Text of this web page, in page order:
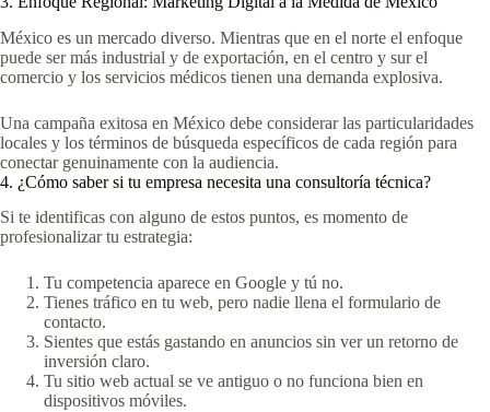
México es un mercado diverso. Mientras que en el norte el enfoque
puede ser más industrial y de exportación, en el centro y sur el
comercio y los servicios médicos tienen una demanda explosiva.
Una campaña exitosa en México debe considerar las particularidades
locales y los términos de búsqueda específicos de cada región para
conectar genuinamente con la audiencia.
4. ¿Cómo saber si tu empresa necesita una consultoría técnica?
Si te identificas con alguno de estos puntos, es momento de
profesionalizar tu estrategia:
Tu competencia aparece en Google y tú no.
Tienes tráfico en tu web, pero nadie llena el formulario de
contacto.
Sientes que estás gastando en anuncios sin ver un retorno de
inversión claro.
Tu sitio web actual se ve antiguo o no funciona bien en
dispositivos móviles.